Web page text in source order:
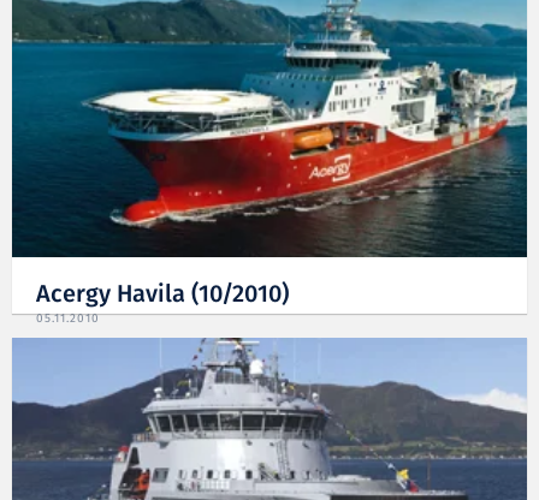
Acergy Havila (10/2010)
05.11.2010